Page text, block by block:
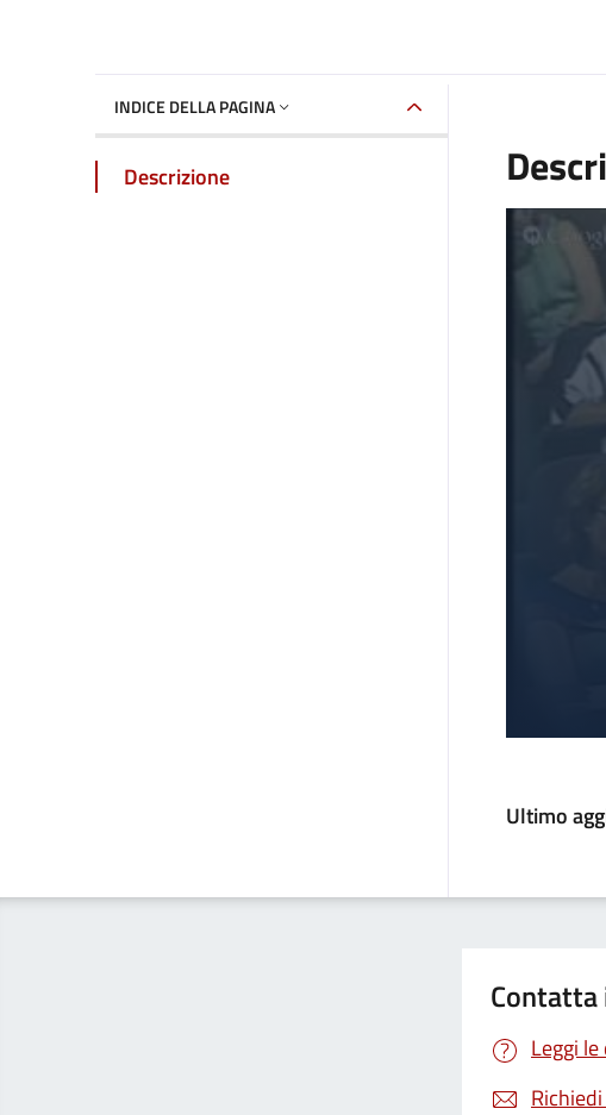
INDICE DELLA PAGINA
Descrizione
Ultimo
Contatta
Leggi